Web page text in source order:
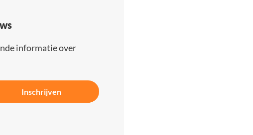
informatie over
Inschrijven